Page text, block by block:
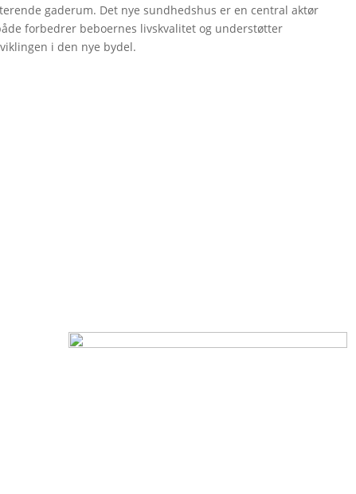
gaderum. Det nye sundhedshus er en central aktør
forbedrer beboernes livskvalitet og understøtter
i den nye bydel.